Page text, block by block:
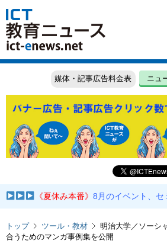
媒体・記事広告料金表 ニュ
《夏休み本番》8月のイベント、セ
トップ ツール・教材
明治大学／ソーシ
合うためのマンガ事例集を公開